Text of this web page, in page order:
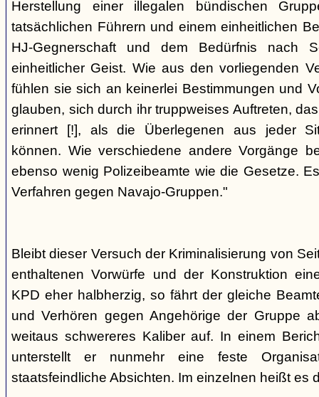
Herstellung einer illegalen bündischen
tatsächlichen Führern und einem einheitlichen
HJ-Gegnerschaft und dem Bedürfnis nach
einheitlicher Geist. Wie aus den vorliegenden
fühlen sie sich an keinerlei Bestimmungen und
glauben, sich durch ihr truppweises Auftreten,
erinnert [!], als die Überlegenen aus jeder
können. Wie verschiedene andere Vorgänge
ebenso wenig Polizeibeamte wie die Gesetze.
Verfahren gegen Navajo-Gruppen."
Bleibt dieser Versuch der Kriminalisierung von
enthaltenen Vorwürfe und der Konstruktion
KPD eher halbherzig, so fährt der gleiche
und Verhören gegen Angehörige der Gruppe
weitaus schwereres Kaliber auf. In einem
unterstellt er nunmehr eine feste
staatsfeindliche Absichten. Im einzelnen heißt es